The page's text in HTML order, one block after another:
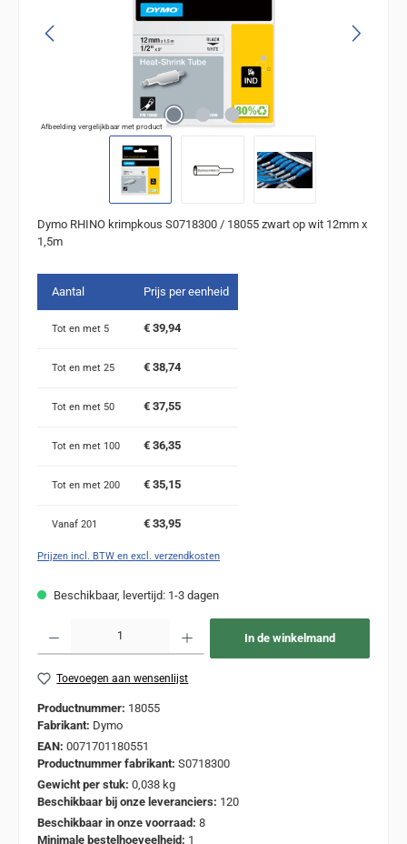
Afbeelding vergelijkbaar met product
Dymo RHINO krimpkous S0718300 / 18055 zwart op wit 12mm x
1,5m
Aantal Prijs per eenheid
Tot en met 5 € 39,94
Tot en met 25 € 38,74
Tot en met 50 € 37,55
Tot en met 100 € 36,35
Tot en met 200 € 35,15
Vanaf 201 € 33,95
Prijzen incl. BTW en excl. verzendkosten
Beschikbaar, levertijd: 1-3 dagen
In de winkelmand
Toevoegen aan wensenlijst
Productnummer: 18055
Fabrikant: Dymo
EAN: 0071701180551
Productnummer fabrikant: S0718300
Gewicht per stuk: 0,038 kg
Beschikbaar bij onze leveranciers: 120
Beschikbaar in onze voorraad: 8
Minimale bestelhoeveelheid: 1